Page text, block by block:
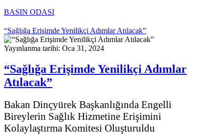
BASIN ODASI
“Sağlığa Erişimde Yenilikçi Adımlar Atılacak”
Yayınlanma tarihi: Oca 31, 2024
“Sağlığa Erişimde Yenilikçi Adımlar
Atılacak”
Bakan Dinçyürek Başkanlığında Engelli
Bireylerin Sağlık Hizmetine Erişimini
Kolaylaştırma Komitesi Oluşturuldu